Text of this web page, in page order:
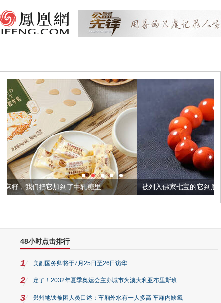
牛轧糖里 被列入佛家七宝的它到底有多美？
48小时点击排行
1 美副国务卿将于7月25日至26日访华
2 定了！2032年夏季奥运会主办城市为澳大利亚布里斯班
3 郑州地铁被困人员口述：车厢外水有一人多高 车厢内缺氧